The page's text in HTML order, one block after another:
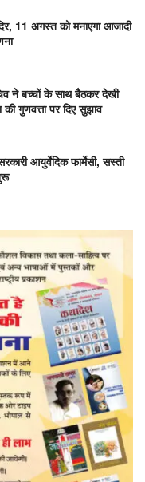
11 अगस्त को मनाएगा आजादी
ने बच्चों के साथ बैठकर देखी
की गुणवत्ता पर दिए सुझाव
आयुर्वेदिक फार्मेसी, सस्ती